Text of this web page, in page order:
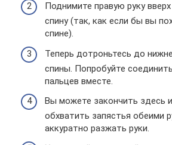
Поднимите правую руку
спину (так, как если бы вы
спине).
Теперь дотроньтесь до
спины. Попробуйте
пальцев вместе.
Вы можете закончить здесь
обхватить запястья обеими
аккуратно разжать руки.